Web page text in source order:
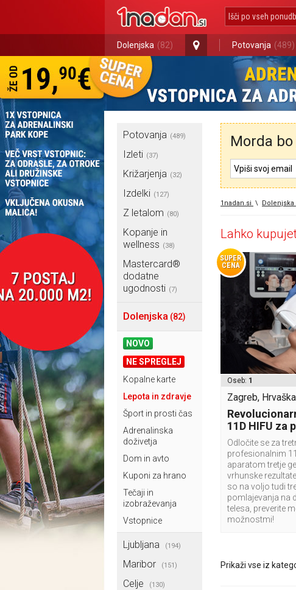
Dolenjska (82) Potovanja (489)
Potovanja (489)
Izleti (37)
Križarjenja (32)
Izdelki (127)
Z letalom (80)
Kopanje in
wellness (38)
Mastercard®
dodatne
ugodnosti (7)
Dolenjska (82)
NOVO
NE SPREGLEJ
Kopalne karte
Lepota in zdravje
Šport in prosti čas
Adrenalinska
doživetja
Dom in avto
Kuponi za hrano
Tečaji in
izobraževanja
Vstopnice
Ljubljana (194)
Maribor (151)
Celje (130)
Morda
1nadan.si \ Dolenjska
Lahko
SUPER
CENA
Oseb: 1
Zagreb, Hrvaška
11D HIFU za
Odločite se za
profesionalnim
aparatom tretje
vrhunske
so na voljo tudi
pomlajevanja na
telesa, preverite
možnostmi!
Prikaži vse iz